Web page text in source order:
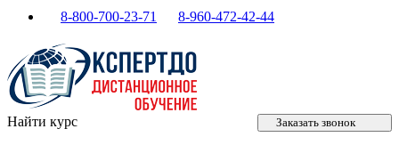
8-800-700-23-71
8-960-472-42-44
Найти курс Заказать звонок